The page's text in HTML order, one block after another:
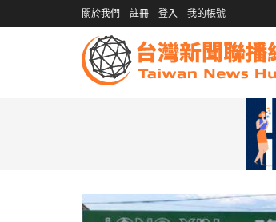
關於我們 註冊 登入 我的帳號